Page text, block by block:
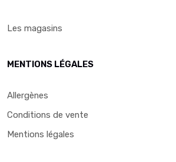
Les magasins
MENTIONS LÉGALES
Allergènes
Conditions de vente
Mentions légales